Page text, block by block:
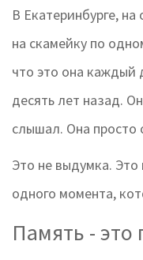
В Екатеринбурге,
на скамейку по
что это она каждый
десять лет назад.
слышал. Она просто
Это не выдумка.
одного момента,
Память - это